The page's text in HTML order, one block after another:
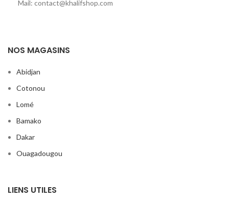
Mail: contact@khalifshop.com
NOS MAGASINS
Abidjan
Cotonou
Lomé
Bamako
Dakar
Ouagadougou
LIENS UTILES